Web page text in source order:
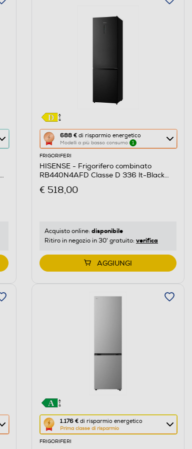
688 €di risparmio energetico
Modelli a più basso consumo 1
Questa
azione
aprirà
il
di
di
Youreko.
FRIGORIFERI
HISENSE - Frigorifero combinato
RB440N4AFD Classe D 336 lt-Black
€ 518,00
Acquisto online: disponibile
Ritiro in negozio in 30' gratuito: verifica
AGGIUNGI
1.176 €di risparmio energetico
Prima classe di risparmio
Questa
azione
aprirà
FRIGORIFERI